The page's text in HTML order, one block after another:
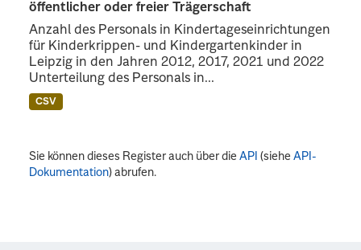
öffentlicher oder freier Trägerschaft
Anzahl des Personals in Kindertageseinrichtungen
für Kinderkrippen- und Kindergartenkinder in
Leipzig in den Jahren 2012, 2017, 2021 und 2022
Unterteilung des Personals in...
CSV
Sie können dieses Register auch über dieAPI (sieheAPI-
Dokumentation) abrufen.